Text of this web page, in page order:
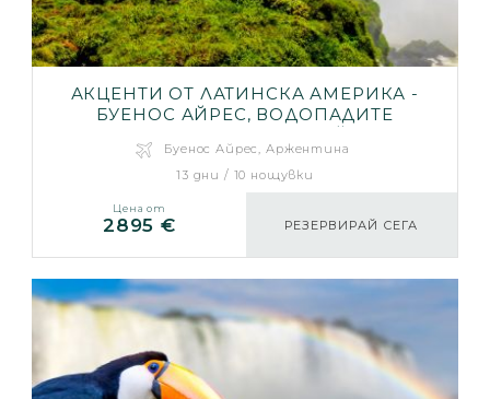
АКЦЕНТИ ОТ ЛАТИНСКА АМЕРИКА -
БУЕНОС АЙРЕС, ВОДОПАДИТЕ
Буенос Айрес, Аржентина
13 дни / 10 нощувки
Цена от
2895 € РЕЗЕРВИРАЙ СЕГА